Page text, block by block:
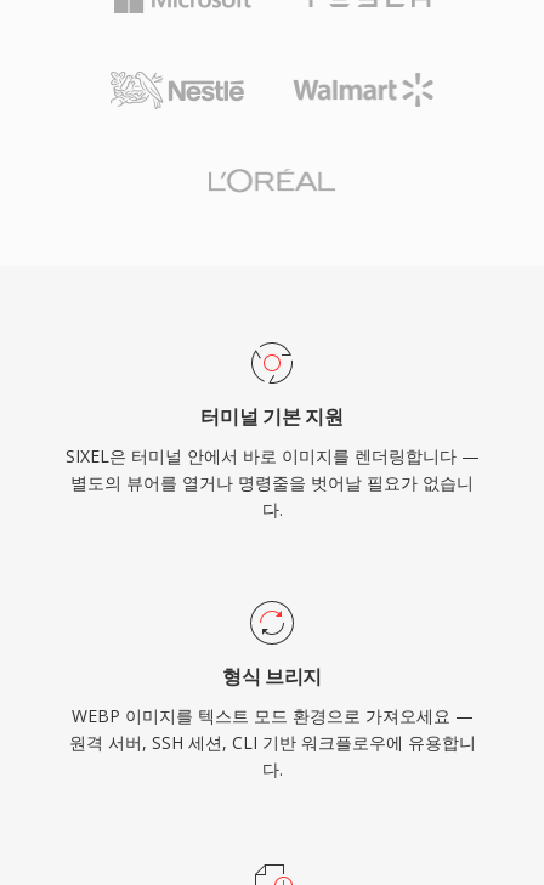
터미널 기본 지원
SIXEL은 터미널 안에서 바로 이미지를 렌더링합니다 —
별도의 뷰어를 열거나 명령줄을 벗어날 필요가 없습니
다.
형식 브리지
WEBP 이미지를 텍스트 모드 환경으로 가져오세요 —
원격 서버, SSH 세션, CLI 기반 워크플로우에 유용합니
다.